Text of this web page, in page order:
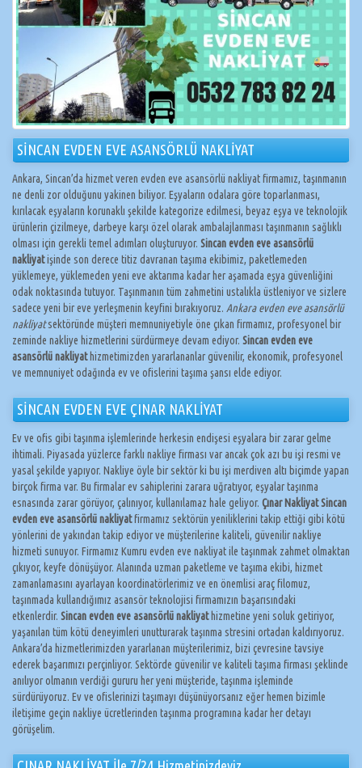
SİNCAN EVDEN EVE ASANSÖRLÜ NAKLİYAT
Ankara, Sincan’da hizmet veren evden eve asansörlü nakliyat firmamız, taşınmanın
ne denli zor olduğunu yakinen biliyor. Eşyaların odalara göre toparlanması,
kırılacak eşyaların korunaklı şekilde kategorize edilmesi, beyaz eşya ve teknolojik
ürünlerin çizilmeye, darbeye karşı özel olarak ambalajlanması taşınmanın sağlıklı
olması için gerekli temel adımları oluşturuyor. Sincan evden eve asansörlü
nakliyatişinde son derece titiz davranan taşıma ekibimiz, paketlemeden
yüklemeye, yüklemeden yeni eve aktarıma kadar her aşamada eşya güvenliğini
odak noktasında tutuyor. Taşınmanın tüm zahmetini ustalıkla üstleniyor ve sizlere
sadece yeni bir eve yerleşmenin keyfini bırakıyoruz. Ankara evden eve asansörlü
nakliyatsektöründe müşteri memnuniyetiyle öne çıkan firmamız, profesyonel bir
zeminde nakliye hizmetlerini sürdürmeye devam ediyor. Sincan evden eve
asansörlü nakliyathizmetimizden yararlananlar güvenilir, ekonomik, profesyonel
ve memnuniyet odağında ev ve ofislerini taşıma şansı elde ediyor.
SİNCAN EVDEN EVE ÇINAR NAKLİYAT
Ev ve ofis gibi taşınma işlemlerinde herkesin endişesi eşyalara bir zarar gelme
ihtimali. Piyasada yüzlerce farklı nakliye firması var ancak çok azı bu işi resmi ve
yasal şekilde yapıyor. Nakliye öyle bir sektör ki bu işi merdiven altı biçimde yapan
birçok firma var. Bu firmalar ev sahiplerini zarara uğratıyor, eşyalar taşınma
esnasında zarar görüyor, çalınıyor, kullanılamaz hale geliyor. Çınar Nakliyat Sincan
evden eve asansörlü nakliyatfirmamız sektörün yeniliklerini takip ettiği gibi kötü
yönlerini de yakından takip ediyor ve müşterilerine kaliteli, güvenilir nakliye
hizmeti sunuyor. Firmamız Kumru evden eve nakliyat ile taşınmak zahmet olmaktan
çıkıyor, keyfe dönüşüyor. Alanında uzman paketleme ve taşıma ekibi, hizmet
zamanlamasını ayarlayan koordinatörlerimiz ve en önemlisi araç filomuz,
taşınmada kullandığımız asansör teknolojisi firmamızın başarısındaki
etkenlerdir. Sincan evden eve asansörlü nakliyathizmetine yeni soluk getiriyor,
yaşanılan tüm kötü deneyimleri unutturarak taşınma stresini ortadan kaldırıyoruz.
Ankara’da hizmetlerimizden yararlanan müşterilerimiz, bizi çevresine tavsiye
ederek başarımızı perçinliyor. Sektörde güvenilir ve kaliteli taşıma firması şeklinde
anılıyor olmanın verdiği gururu her yeni müşteride, taşınma işleminde
sürdürüyoruz. Ev ve ofislerinizi taşımayı düşünüyorsanız eğer hemen bizimle
iletişime geçin nakliye ücretlerinden taşınma programına kadar her detayı
görüşelim.